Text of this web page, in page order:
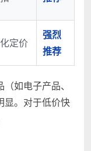
定价
强烈
推荐
如电子产品、
显。对于低价快